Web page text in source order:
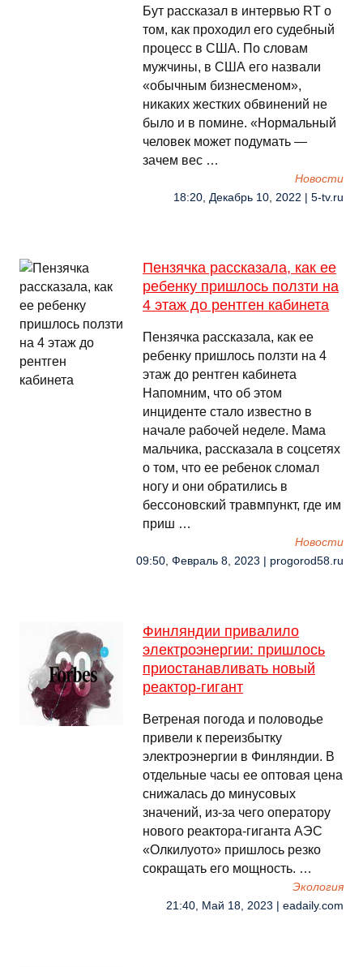
Бут рассказал в интервью RT о
том, как проходил его судебный
процесс в США. По словам
мужчины, в США его назвали
«обычным бизнесменом»,
никаких жестких обвинений не
было и в помине. «Нормальный
человек может подумать —
зачем вес …
Новости
18:20, Декабрь 10, 2022 | 5-tv.ru
Пензячка рассказала, как ее
ребенку пришлось ползти на
4 этаж до рентген кабинета
Пензячка рассказала, как ее
ребенку пришлось ползти на 4
этаж до рентген кабинета
Напомним, что об этом
инциденте стало известно в
начале рабочей неделе. Мама
мальчика, рассказала в соцсетях
о том, что ее ребенок сломал
ногу и они обратились в
бессоновский травмпункт, где им
приш …
Новости
09:50, Февраль 8, 2023 | progorod58.ru
Финляндии привалило
электроэнергии: пришлось
приостанавливать новый
реактор-гигант
Ветреная погода и половодье
привели к переизбытку
электроэнергии в Финляндии. В
отдельные часы ее оптовая цена
снижалась до минусовых
значений, из-за чего оператору
нового реактора-гиганта АЭС
«Олкилуото» пришлось резко
сокращать его мощность. …
Экология
21:40, Май 18, 2023 | eadaily.com